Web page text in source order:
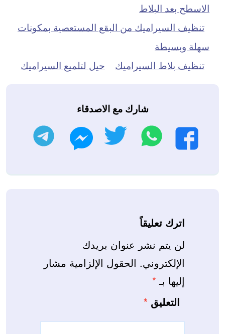
الاسطح بعد البلاط
تنظيف السيراميك من البقع المستعصية بمكونات
سهلة وبسيطة
تنظيف بلاط السيراميك
حيل لتلميع السيراميك
شارك مع الاصدقاء
فيسبوك
واتساب تويتر ماسنجر
اترك تعليقاً
لن يتم نشر عنوان بريدك
الإلكتروني. الحقول الإلزامية مشار
إليها بـ *
التعليق *